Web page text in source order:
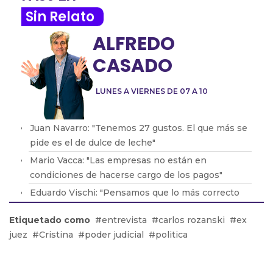
Sin Relato
LUNES A VIERNES DE 07 A 10
ALFREDO
CASADO
Juan Navarro: "Tenemos 27 gustos. El que más se
pide es el de dulce de leche"
Mario Vacca: "Las empresas no están en
condiciones de hacerse cargo de los pagos"
Eduardo Vischi: "Pensamos que lo más correcto
Lic. Eduardo Lavorato: "Que los padres consuman
con sus hijos les genera una dependencia"
Etiquetado como entrevista carlos rozanski
ex
juez
Cristina poder judicial politica